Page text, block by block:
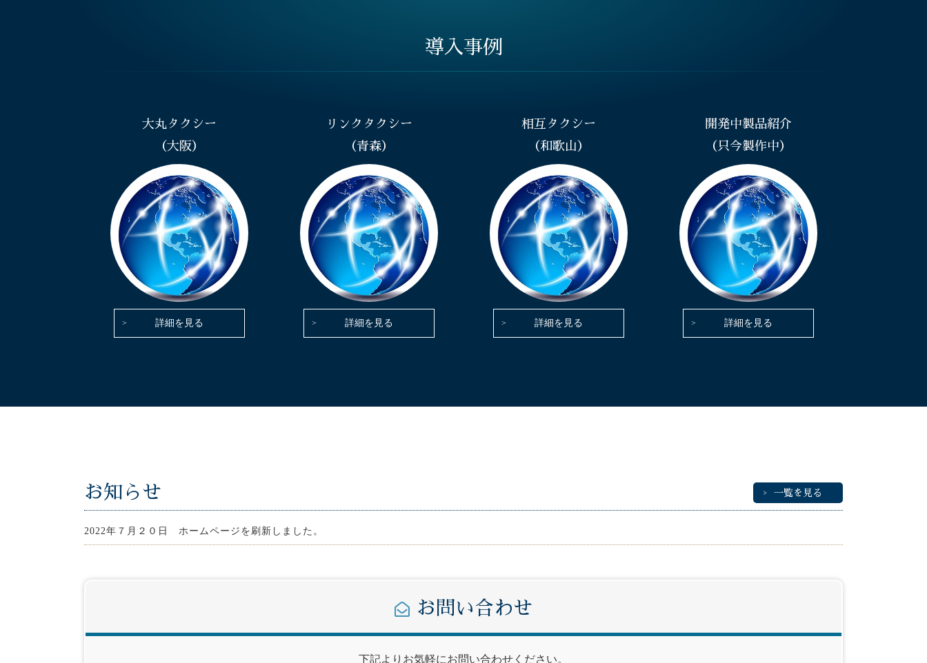
導入事例
大丸タクシー
（大阪）
詳細を見る
リンクタクシー
（青森）
詳細を見る
相互タクシー
（和歌山）
詳細を見る
開発中製品紹介
（只今製作中）
詳細を見る
お知らせ 一覧を見る
2022年７月２０日 ホームページを刷新しました。
お問い合わせ
下記よりお気軽にお問い合わせください。